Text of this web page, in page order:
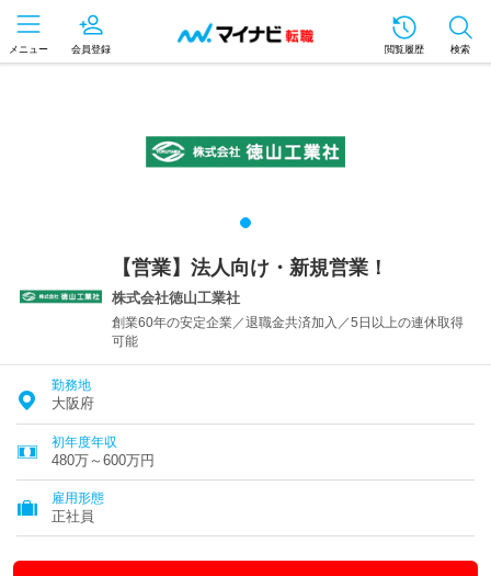
メニュー 会員登録 閲覧履歴 検索
【営業】法人向け・新規営業！
株式会社徳山工業社
創業60年の安定企業／退職金共済加入／5日以上の連休取得
可能
勤務地
大阪府
初年度年収
480万～600万円
雇用形態
正社員